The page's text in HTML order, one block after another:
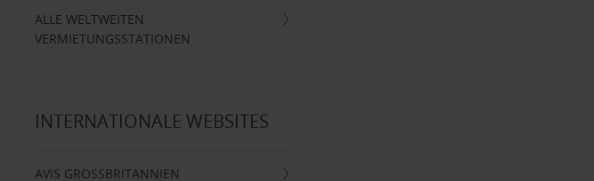
ALLE WELTWEITEN
VERMIETUNGSSTATIONEN
INTERNATIONALE WEBSITES
AVIS GROSSBRITANNIEN